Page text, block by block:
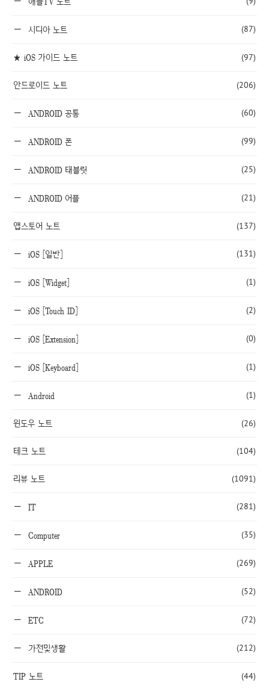
시디아 노트 (87)
★ iOS 가이드 노트 (97)
안드로이드 노트 (206)
ANDROID 공통 (60)
ANDROID 폰 (99)
ANDROID 태블릿 (25)
ANDROID 어플 (21)
앱스토어 노트 (137)
iOS [일반] (131)
iOS [Widget] (1)
iOS [Touch ID] (2)
iOS [Extension] (0)
iOS [Keyboard] (1)
Android (1)
윈도우 노트 (26)
테크 노트 (104)
리뷰 노트 (1091)
IT (281)
Computer (35)
APPLE (269)
ANDROID (52)
ETC (72)
가전및생활 (212)
TIP 노트 (44)